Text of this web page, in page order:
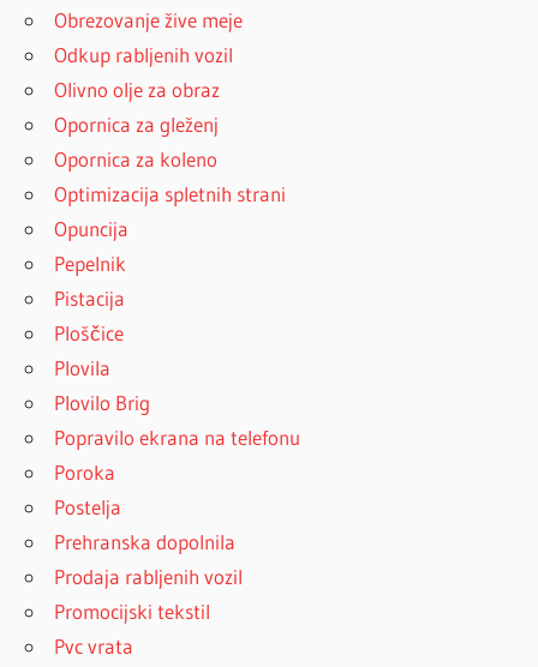
Obrezovanje žive meje
Odkup rabljenih vozil
Olivno olje za obraz
Opornica za gleženj
Opornica za koleno
Optimizacija spletnih strani
Opuncija
Pepelnik
Pistacija
Ploščice
Plovila
Plovilo Brig
Popravilo ekrana na telefonu
Poroka
Postelja
Prehranska dopolnila
Prodaja rabljenih vozil
Promocijski tekstil
Pvc vrata